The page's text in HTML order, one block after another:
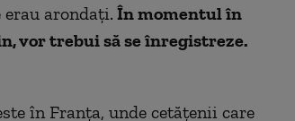
erau arondați. În momentul în
vor trebui să se înregistreze.
în Franța, unde cetățenii care